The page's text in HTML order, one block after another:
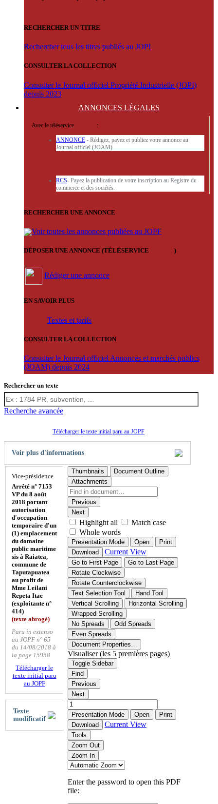
RECHERCHER UN TITRE
Rechercher tous les titres publiés au JOPI
CONSULTER LA COLLECTION
Consulter le Journal officiel Propriété Industrielle (JOPI)
depuis 2023
ANNONCES LÉGALES
Avec le téléservice :
ANNONCE - Rédigez, payez et publiez votre annonce au
Journal officiel (JOAM)
RCS- Payez la publication de votre inscription au Registre du
commerce et des sociétés.
RECHERCHER UNE ANNONCE
Voir toutes les annonces publiées au JOPF
DÉPOSER UNE ANNONCE (TÉLÉSERVICE )
Rédiger une annonce
EN SAVOIR PLUS
Textes et tarifs
CONSULTER LA COLLECTION
Consulter le Journal officiel Annonces et marchés publics
(JOAM) depuis 2024
Rechercher un texte
Recherche avancée
Télécharger le texte initial paru au JOPF
Voir plus d'informations
Vice-présidence
Arrêté n° 7153
VP du 8 août
2018 portant
autorisation
d'occupation
temporaire d'un
(1) emplacement
du domaine
public maritime
sis à Raiatea,
commune de
Taputapuatea
au profit de
Mme Leilani
Repeta Itae
(exploitante n°
414)
(texte abrogé)
Paru in extenso
au JOPF n° 65
du 14/08/2018 à
la page 15958
Télécharger le
texte initial paru
au JOPF
Texte
modificatif
Thumbnails
Document Outline
Attachments
Previous
Next
Highlight all
Match case
Whole words
Presentation Mode Open
Print
Download
Current View
Go to First Page
Go to Last Page
Rotate Clockwise
Rotate Counterclockwise
Text Selection Tool
Hand Tool
Vertical Scrolling
Horizontal Scrolling
Wrapped Scrolling
No Spreads
Odd Spreads
Even Spreads
Document Properties…
Visualiser (les 5 premières pages)
Toggle Sidebar
Find
Previous
Next
Presentation Mode Open
Print
Download
Current View
Tools
Zoom Out
Zoom In
Enter the password to open this PDF
file: